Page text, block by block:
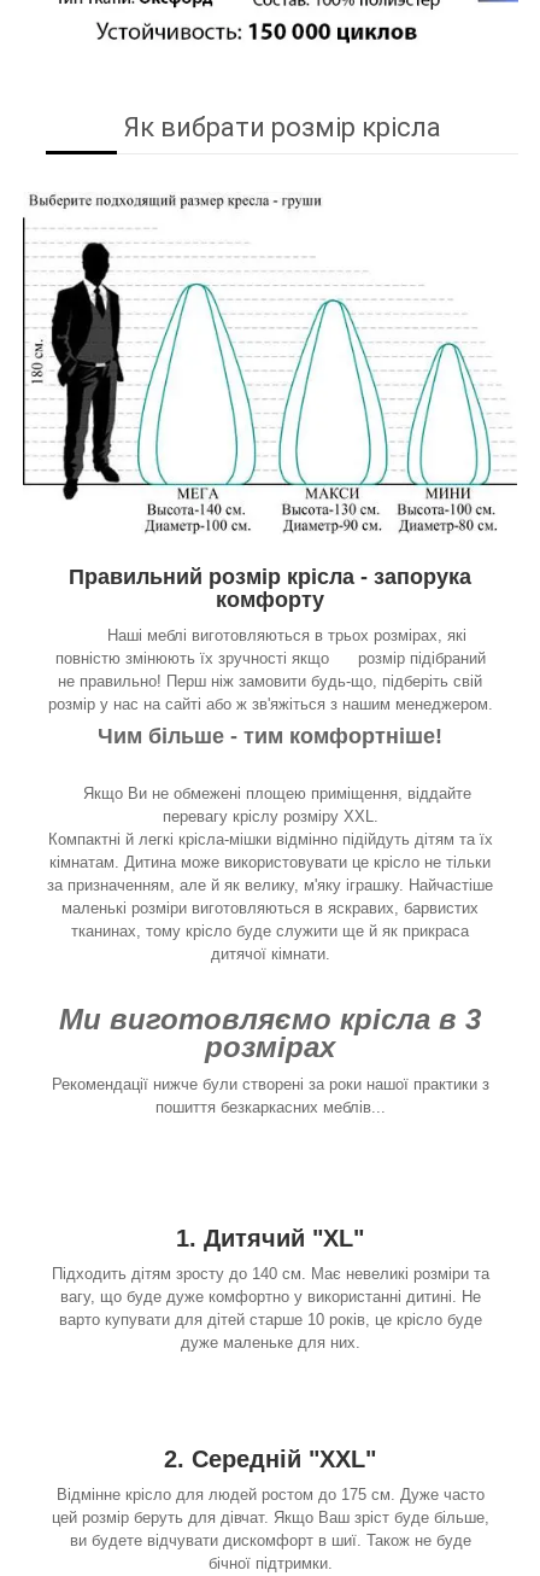
Як вибрати розмір крісла
Правильний розмір крісла - запорука
комфорту
Наші меблі виготовляються в трьох розмірах, які
повністю змінюють їх зручності якщо розмір підібраний
не правильно! Перш ніж замовити будь-що, підберіть свій
розмір у нас на сайті або ж зв'яжіться з нашим менеджером.
Чим більше - тим комфортніше!
Якщо Ви не обмежені площею приміщення, віддайте
перевагу кріслу розміру XXL.
Компактні й легкі крісла-мішки відмінно підійдуть дітям та їх
кімнатам. Дитина може використовувати це крісло не тільки
за призначенням, але й як велику, м'яку іграшку. Найчастіше
маленькі розміри виготовляються в яскравих, барвистих
тканинах, тому крісло буде служити ще й як прикраса
дитячої кімнати.
Ми виготовляємо крісла в 3
розмірах
Рекомендації нижче були створені за роки нашої практики з
пошиття безкаркасних меблів...
1. Дитячий "XL"
Підходить дітям зросту до 140 см. Має невеликі розміри та
вагу, що буде дуже комфортно у використанні дитині. Не
варто купувати для дітей старше 10 років, це крісло буде
дуже маленьке для них.
2. Середній "XXL"
Відмінне крісло для людей ростом до 175 см. Дуже часто
цей розмір беруть для дівчат. Якщо Ваш зріст буде більше,
ви будете відчувати дискомфорт в шиї. Також не буде
бічної підтримки.